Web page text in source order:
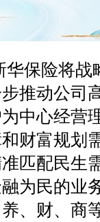
保险将战
推动公司
为中心经营
财富规划
匹配民生
为民的业
、财、商